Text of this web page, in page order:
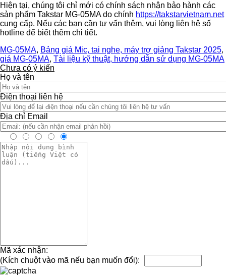
Hiện tại, chúng tôi chỉ mới có chính sách nhận bảo hành các
sản phẩm Takstar MG-05MA do chính https://takstarvietnam.net
cung cấp. Nếu các bạn cần tư vấn thêm, vui lòng liên hệ số
hotline để biết thêm chi tiết.
MG-05MA, Bảng giá Mic, tai nghe, máy trợ giảng Takstar 2025,
giá MG-05MA, Tài liệu kỹ thuật, hướng dẫn sử dụng MG-05MA
Chưa có ý kiến
Họ và tên
Điện thoại liên hệ
Địa chỉ Email
Mã xác nhận:
(Kích chuột vào mã nếu bạn muốn đổi):